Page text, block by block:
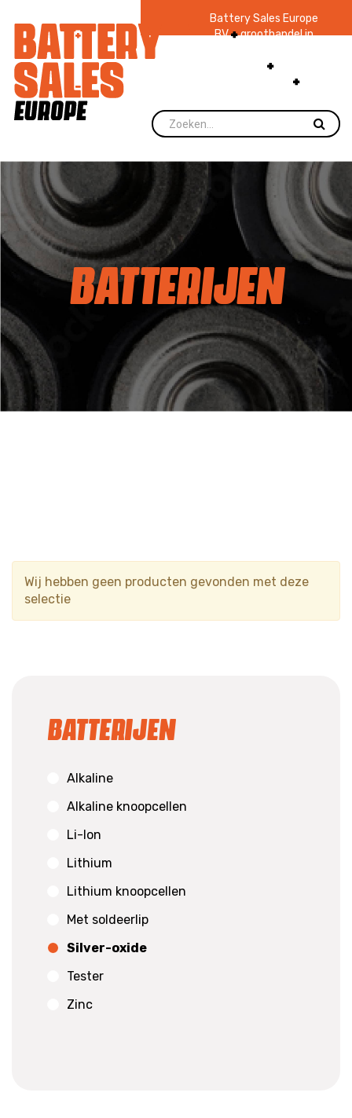
Battery Sales Europe
BV groothandel in
zaklampen Ruim 48
jaar ervaring
voorraad.
BATTERIJEN
Wij hebben geen producten gevonden met deze
selectie
Batterijen
Alkaline
Alkaline knoopcellen
Li-Ion
Lithium
Lithium knoopcellen
Met soldeerlip
Silver-oxide
Tester
Zinc